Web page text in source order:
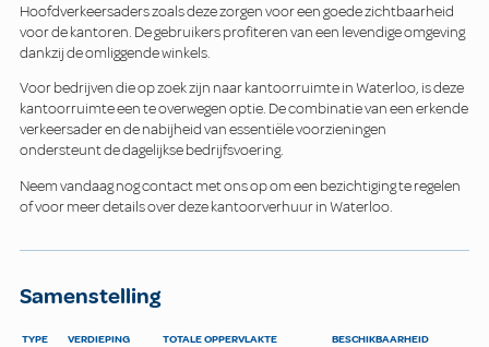
Hoofdverkeersaders zoals deze zorgen voor een goede zichtbaarheid
voor de kantoren. De gebruikers profiteren van een levendige omgeving
dankzij de omliggende winkels.
Voor bedrijven die op zoek zijn naar kantoorruimte in Waterloo, is deze
kantoorruimte een te overwegen optie. De combinatie van een erkende
verkeersader en de nabijheid van essentiële voorzieningen
ondersteunt de dagelijkse bedrijfsvoering.
Neem vandaag nog contact met ons op om een bezichtiging te regelen
of voor meer details over deze kantoorverhuur in Waterloo.
Samenstelling
TYPE VERDIEPING TOTALE OPPERVLAKTE BESCHIKBAARHEID